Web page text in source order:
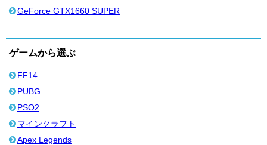
GeForce GTX1660 SUPER
ゲームから選ぶ
FF14
PUBG
PSO2
マインクラフト
Apex Legends